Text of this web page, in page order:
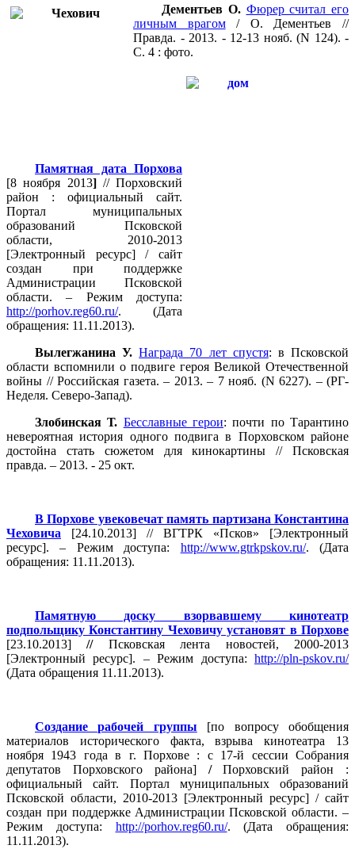
Дементьев О. Фюрер считал его
личным врагом/ О. Дементьев //
Правда. - 2013. - 12-13 нояб. (N 124). -
С. 4 : фото.
Памятная дата Порхова
[8 ноября 2013] // Порховский
район : официальный сайт.
Портал муниципальных
образований Псковской
области, 2010-2013
[Электронный ресурс] / сайт
создан при поддержке
Администрации Псковской
области. – Режим доступа:
http://porhov.reg60.ru/. (Дата
обращения: 11.11.2013).
Вылегжанина У.Награда 70 лет спустя: в Псковской
области вспомнили о подвиге героя Великой Отечественной
войны // Российская газета. – 2013. – 7 нояб. (N 6227). – (РГ-
Неделя. Северо-Запад).
Злобинская Т. Бесславные герои: почти по Тарантино
невероятная история одного подвига в Порховском районе
достойна стать сюжетом для кинокартины // Псковская
правда. – 2013. - 25 окт.
В Порхове увековечат память партизана Константина
Чеховича
[24.10.2013] // ВГТРК «Псков» [Электронный
ресурс]. – Режим доступа: http://www.gtrkpskov.ru/. (Дата
обращения: 11.11.2013).
Памятную доску взорвавшему кинотеатр
подпольщику Константину Чеховичу установят в Порхове
[23.10.2013] // Псковская лента новостей, 2000-2013
[Электронный ресурс]. – Режим доступа: http://pln-pskov.ru/
(Дата обращения 11.11.2013).
Создание рабочей группы
[по вопросу обобщения
материалов исторического факта, взрыва кинотеатра 13
ноября 1943 года в г. Порхове : с 17-й сессии Собрания
депутатов Порховского района] /Порховский район :
официальный сайт. Портал муниципальных образований
Псковской области, 2010-2013 [Электронный ресурс] / сайт
создан при поддержке Администрации Псковской области. –
Режим доступа: http://porhov.reg60.ru/. (Дата обращения:
11.11.2013).